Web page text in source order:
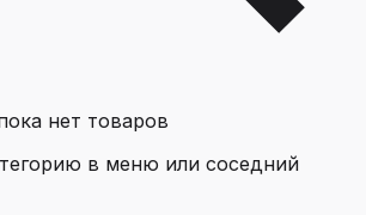
нет товаров
в меню или соседний